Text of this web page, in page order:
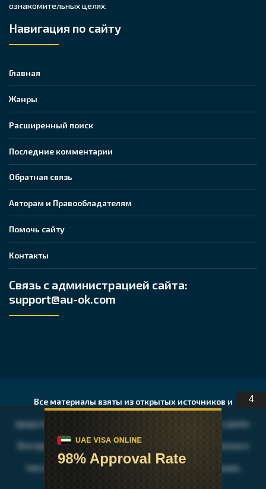
3
ознакомительных целях.
Навигация по сайту
Главная
Жанры
Расширенный поиск
Последние комментарии
Обратная связь
Авторам и Правообладателям
Помочь сайту
Контакты
Связь с администрацией сайта:
support@au-ok.com
Все материалы взяты из открытых источников и
представлены исключительно в ознакомительных целях.
Все права на публикуемые аудио, видео, графические и
текстовые материалы принадлежат их владельцам,